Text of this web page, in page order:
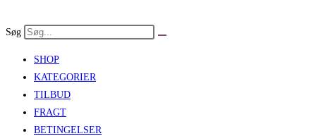
to
Søg
SHOP
KATEGORIER
TILBUD
FRAGT
BETINGELSER